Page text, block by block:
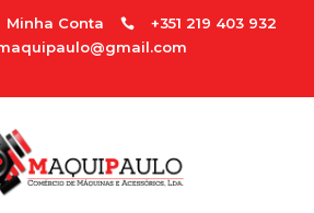
Minha Conta  +351 219 403 932